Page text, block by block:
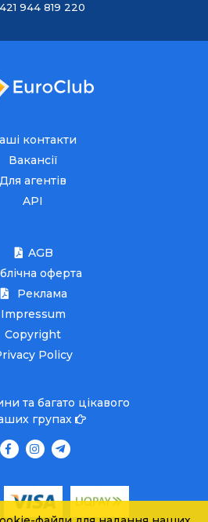
944 819 220
контакти
Вакансії
Для агентів
API
AGB
оферта
Реклама
Impressum
Copyright
Policy
та багато цікавого
групах